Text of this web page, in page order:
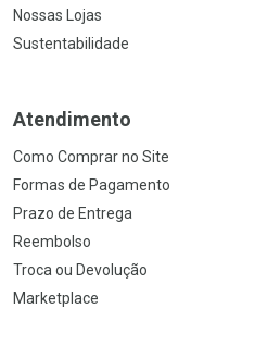
Nossas Lojas
Sustentabilidade
Atendimento
Como Comprar no Site
Formas de Pagamento
Prazo de Entrega
Reembolso
Troca ou Devolução
Marketplace